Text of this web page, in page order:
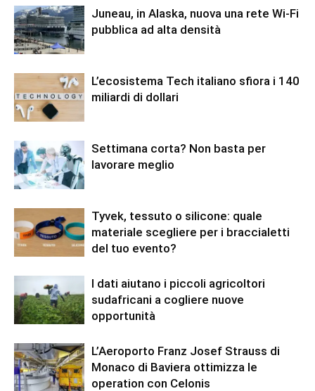
Juneau, in Alaska, nuova una rete Wi-Fi
pubblica ad alta densità
L’ecosistema Tech italiano sfiora i 140
miliardi di dollari
Settimana corta? Non basta per
lavorare meglio
Tyvek, tessuto o silicone: quale
materiale scegliere per i braccialetti
del tuo evento?
I dati aiutano i piccoli agricoltori
sudafricani a cogliere nuove
opportunità
L’Aeroporto Franz Josef Strauss di
Monaco di Baviera ottimizza le
operation con Celonis